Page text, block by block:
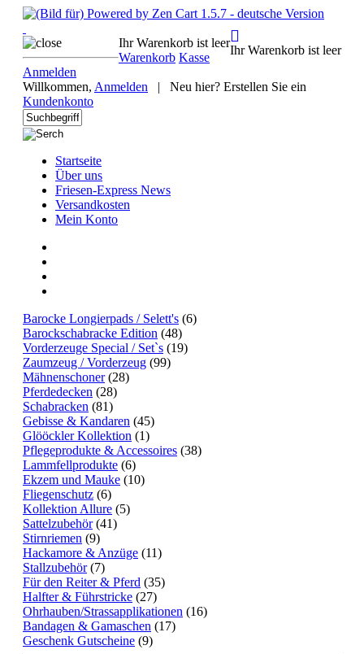
Ihr Warenkorb ist leer
Warenkorb Kasse
Ihr Warenkorb ist leer
Anmelden
Willkommen, Anmelden |
Neu hier? Erstellen Sie ein
Kundenkonto
Startseite
Über uns
Friesen-Express News
Versandkosten
Mein Konto
Barocke Longierpads / Selett's (6)
Barockschabracke Edition (48)
Vorderzeuge Special / Set`s (19)
Zaumzeug / Vorderzeug (99)
Mähnenschoner(28)
Pferdedecken (28)
Schabracken (81)
Gebisse & Kandaren (45)
Glööckler Kollektion (1)
Pflegeprodukte & Accessoires (38)
Lammfellprodukte (6)
Ekzem und Mauke (10)
Fliegenschutz (6)
Kollektion Allure (5)
Sattelzubehör(41)
Stirnriemen (9)
Hackamore & Anzüge (11)
Stallzubehör(7)
Für den Reiter & Pferd (35)
Halfter & Führstricke (27)
Ohrhauben/Strassapplikationen (16)
Bandagen & Gamaschen (17)
Geschenk Gutscheine (9)